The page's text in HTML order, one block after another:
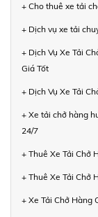
+ Cho thuê xe tải
+ Dịch vụ xe tải
+ Dịch Vụ Xe Tải
Giá Tốt
+ Dịch Vụ Xe Tải
+ Xe tải chở hàng
24/7
+ Thuê Xe Tải Chở
+ Thuê Xe Tải Chở
+ Xe Tải Chở Hàng